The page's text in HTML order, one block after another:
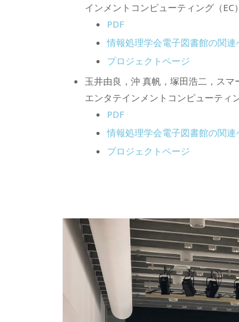
インメントコンピューティング（
PDF
情報処理学会電子図書館の関連
プロジェクトページ
玉井由良，沖 真帆，塚田浩二，ス
エンタテインメントコンピューテ
PDF
情報処理学会電子図書館の関連
プロジェクトページ